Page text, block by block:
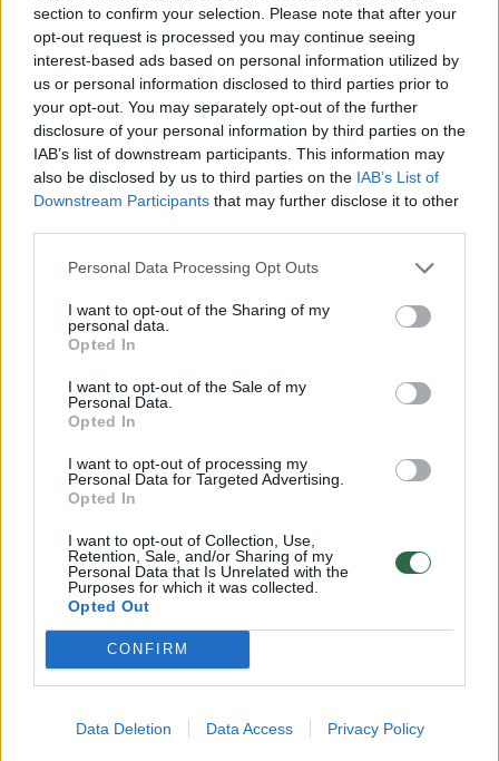
section to confirm your selection. Please note that after your
opt-out request is processed you may continue seeing
interest-based ads based on personal information utilized by
us or personal information disclosed to third parties prior to
your opt-out. You may separately opt-out of the further
disclosure of your personal information by third parties on the
IAB’s list of downstream participants. This information may
also be disclosed by us to third parties on the IAB’s List of
Downstream Participants that may further disclose it to other
Personal Data Processing Opt Outs
I want to opt-out of the Sharing of my
personal data.
Opted In
I want to opt-out of the Sale of my
Personal Data.
Opted In
I want to opt-out of processing my
Personal Data for Targeted Advertising.
Opted In
I want to opt-out of Collection, Use,
Retention, Sale, and/or Sharing of my
Personal Data that Is Unrelated with the
Purposes for which it was collected.
Opted Out
CONFIRM
Data Deletion Data Access Privacy Policy
Atvažiavę medikai moteriai padėti jau
Medikai apie rastą jauno moters kūną
pranešė policijai.
Pareigūnai vis dar tikslina
mirusiosios tapatybę. Įtariama, kad tai gali
būti 1999 m. gimusi moteris, tačiau
oficicialiai tai dar nepatvirtinta.
Nusikaltimas kol kas neįtariamas, pradėtas
ikiteisminis tyrimas mirties priežasčiai
nustatyti.
Kūnas perduotas teismo medicinos